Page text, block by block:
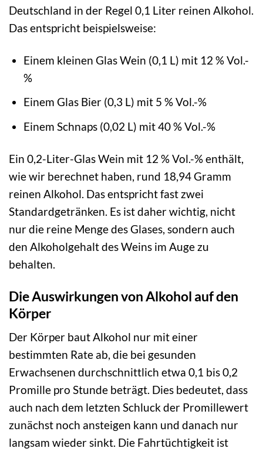
Deutschland in der Regel 0,1 Liter reinen Alkohol.
Das entspricht beispielsweise:
Einem kleinen Glas Wein (0,1 L) mit 12 % Vol.-
%
Einem Glas Bier (0,3 L) mit 5 % Vol.-%
Einem Schnaps (0,02 L) mit 40 % Vol.-%
Ein 0,2-Liter-Glas Wein mit 12 % Vol.-% enthält,
wie wir berechnet haben, rund 18,94 Gramm
reinen Alkohol. Das entspricht fast zwei
Standardgetränken. Es ist daher wichtig, nicht
nur die reine Menge des Glases, sondern auch
den Alkoholgehalt des Weins im Auge zu
behalten.
Die Auswirkungen von Alkohol auf den
Körper
Der Körper baut Alkohol nur mit einer
bestimmten Rate ab, die bei gesunden
Erwachsenen durchschnittlich etwa 0,1 bis 0,2
Promille pro Stunde beträgt. Dies bedeutet, dass
auch nach dem letzten Schluck der Promillewert
zunächst noch ansteigen kann und danach nur
langsam wieder sinkt. Die Fahrtüchtigkeit ist